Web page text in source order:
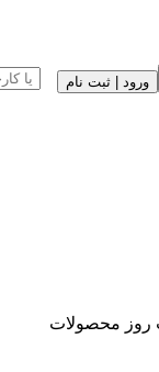
ورود | ثبت نام
روز محصولات